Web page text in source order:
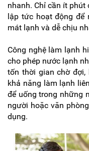
nhanh. Chỉ cần ít phút
lập tức hoạt động
mát lạnh và dễ chịu
Công nghệ làm lạnh
cho phép nước lạnh
tốn thời gian chờ đợi,
khả năng làm lạnh
để uống trong những
người hoặc văn
dụng.